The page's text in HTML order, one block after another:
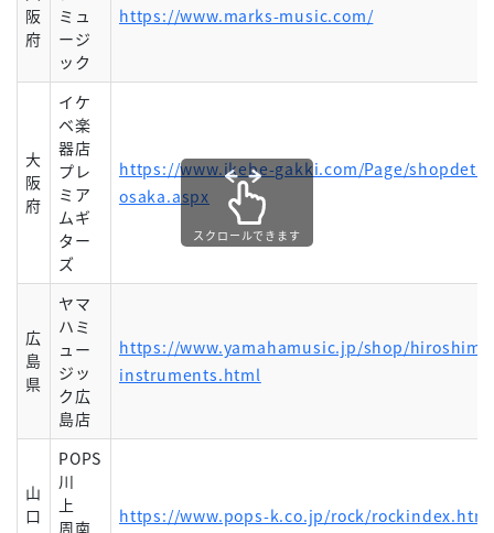
阪
府
ミュ
ージ
ック
https://www.marks-music.com/
大
阪
府
イケ
ベ楽
器店
プレ
ミア
ムギ
ター
ズ
https://www.ikebe-gakki.com/Page/
osaka.aspx
広
島
県
ヤマ
ハミ
ュー
ジッ
ク広
島店
https://www.yamahamusic.jp/shop/
instruments.html
山
口
POPS
川
上
周南
https://www.pops-k.co.jp/rock/rockindex.html
スクロールできます